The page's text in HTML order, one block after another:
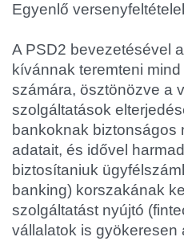
Egyenlő
A PSD2 bevezetésével
kívánnak teremteni
számára, ösztönözve a
szolgáltatások
bankoknak biztonságos
adatait, és idővel
biztosítaniuk
banking) korszakának
szolgáltatást nyújtó
vállalatok is gyökeresen